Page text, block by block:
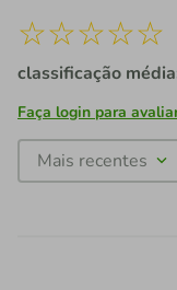
☆☆☆☆☆
classificação
Faça login para
Mais recentes